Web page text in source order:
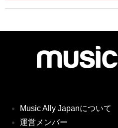
Music Ally Japanについて
運営メンバー